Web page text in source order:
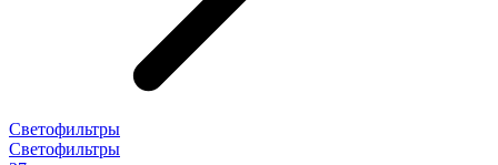
Светофильтры
Светофильтры